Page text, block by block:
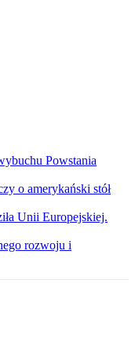
Powstania
o amerykański stół
Unii Europejskiej.
rozwoju i